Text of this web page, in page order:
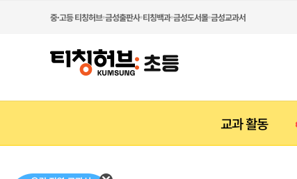
중·고등 티칭허브 금성출판사 티칭백과 금성도서몰 금성교과서
교과 활동